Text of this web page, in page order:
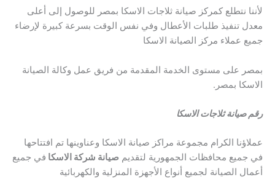
لأننا نتطلع كمركز صيانة ثلاجات الاسكا بمصر للوصول إلى أعلى
معدل تنفيذ طلبات الأعطال وفي نفس الوقت بسرعة كبيرة لإرضاء
جميع عملاء مركز الصيانة الاسكا
بمصر على مستوى الخدمة المقدمة من فريق عمل وكالة الصيانة
الاسكا بمصر.
رقم صيانة ثلاجات الاسكا
عملاؤنا الكرام مجموعة مراكز صيانة الاسكا وعناوينها تم افتتاحها
في جميع محافظات الجمهورية لتقديم صيانة شركة الاسكا في جميع
أعمال الصيانة لجميع أنواع الأجهزة المنزلية والكهربائية